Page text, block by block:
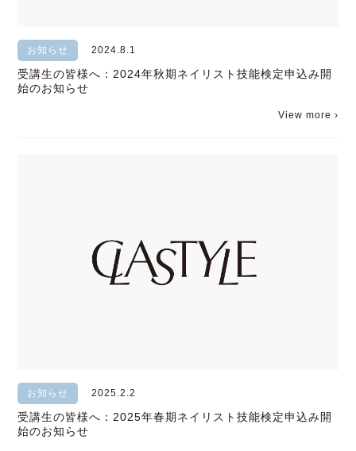
お知らせ 2024.8.1
受講生の皆様へ：2024年秋期ネイリスト技能検定申込み開
始のお知らせ
View more ›
お知らせ 2025.2.2
受講生の皆様へ：2025年春期ネイリスト技能検定申込み開
始のお知らせ